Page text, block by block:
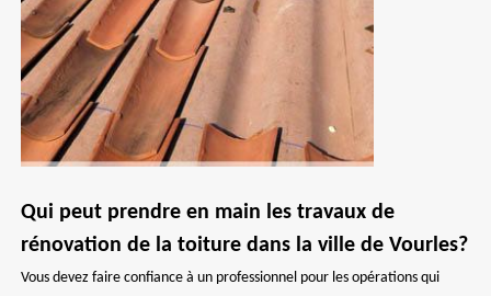
Qui peut prendre en main les travaux de
rénovation de la toiture dans la ville de Vourles?
Vous devez faire confiance à un professionnel pour les opérations qui